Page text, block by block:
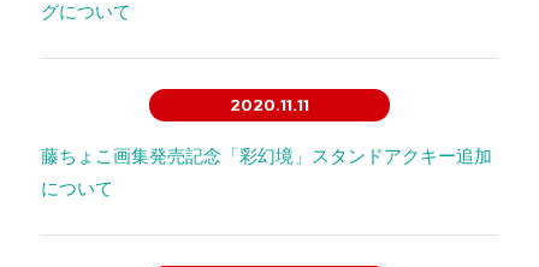
グについて
2020.11.11
藤ちょこ画集発売記念「彩幻境」スタンドアクキー追加
について